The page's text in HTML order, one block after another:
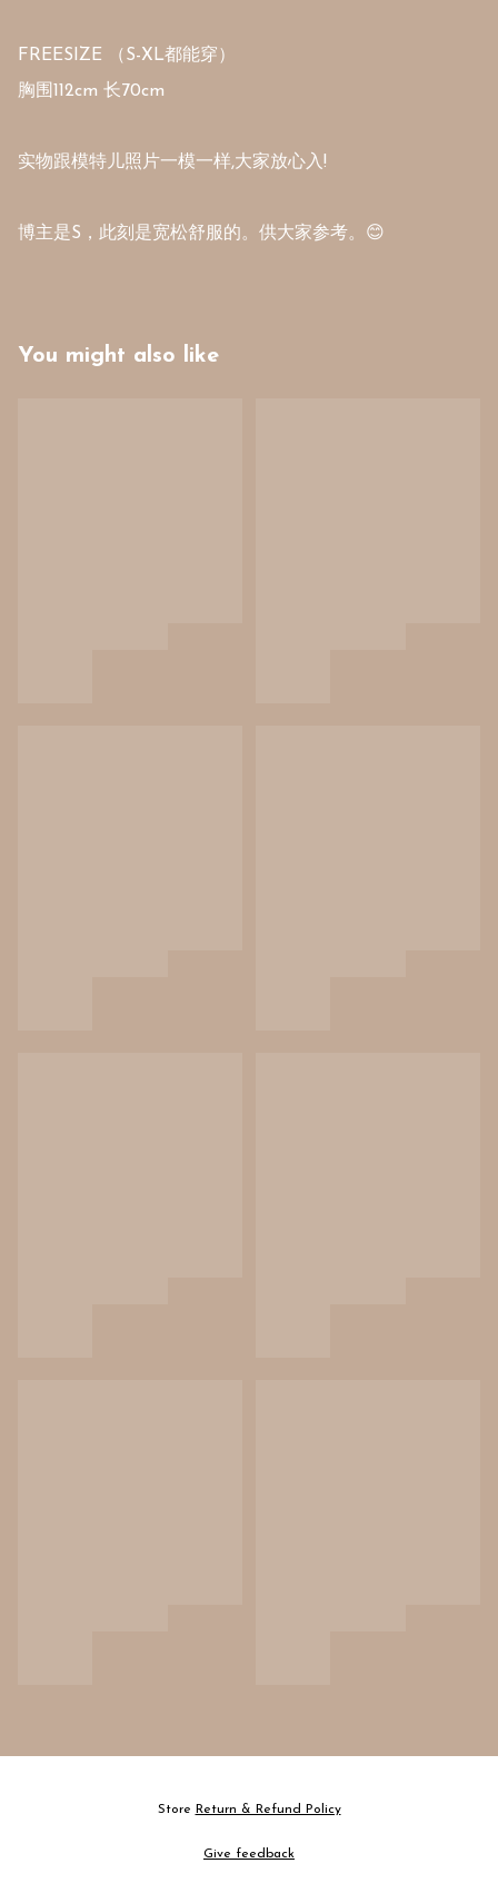
FREESIZE （S-XL都能穿）
胸围112cm 长70cm
实物跟模特儿照片一模一样,大家放心入!
博主是S，此刻是宽松舒服的。供大家参考。😊
You might also like
Store Return & Refund Policy
Give feedback